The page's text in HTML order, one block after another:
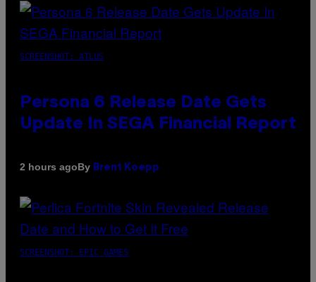
SCREENSHOT: ATLUS
Persona 6 Release Date Gets
Update In SEGA Financial Report
2 hours agoBy Brent Koepp
SCREENSHOT: EPIC GAMES